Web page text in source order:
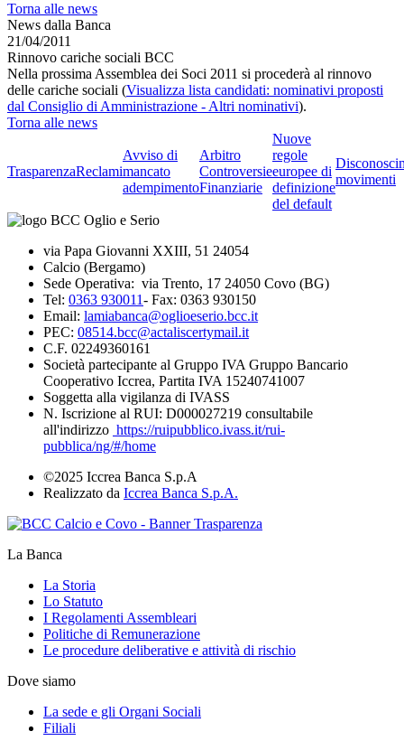
Torna alle news
News dalla Banca
21/04/2011
Rinnovo cariche sociali BCC
Nella prossima Assemblea dei Soci 2011 si procederà al rinnovo
delle cariche sociali (Visualizza lista candidati: nominativi proposti
dal Consiglio di Amministrazione - Altri nominativi).
Torna alle news
TrasparenzaReclami
Avviso di
mancato
adempimento
Arbitro
Controversie
Finanziarie
Nuove
regole
europee di
definizione
del default
movimenti
via Papa Giovanni XXIII, 51 24054
Calcio (Bergamo)
Sede Operativa: via Trento, 17 24050 Covo (BG)
Tel: 0363 930011- Fax: 0363 930150
Email: lamiabanca@oglioeserio.bcc.it
PEC: 08514.bcc@actaliscertymail.it
C.F. 02249360161
Società partecipante al Gruppo IVA Gruppo Bancario
Cooperativo Iccrea, Partita IVA 15240741007
Soggetta alla vigilanza di IVASS
N. Iscrizione al RUI: D000027219 consultabile
all'indirizzo https://ruipubblico.ivass.it/rui-
pubblica/ng/#/home
©2025 Iccrea Banca S.p.A
Realizzato da Iccrea Banca S.p.A.
La Banca
La Storia
Lo Statuto
I Regolamenti Assembleari
Politiche di Remunerazione
Le procedure deliberative e attività di rischio
Dove siamo
La sede e gli Organi Sociali
Filiali